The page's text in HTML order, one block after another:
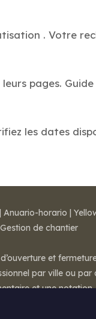
. Votre
pages. Guide
les dates
| Anuario-horario |
Gestion de chantier
et
par ville ou
et une notation.